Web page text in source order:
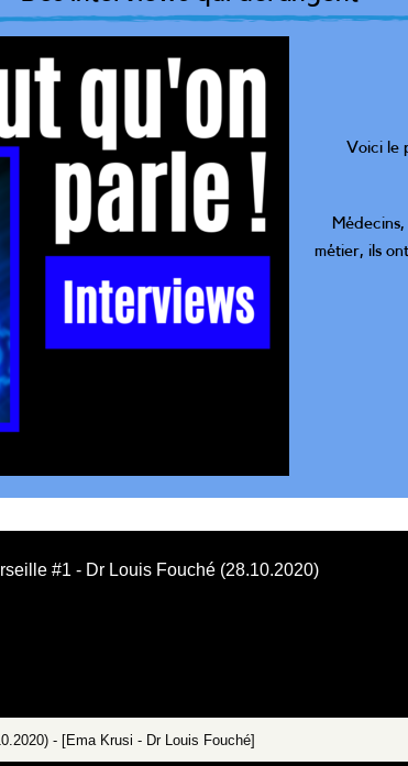
Voici le
métier, ils
#1 - Dr Louis Fouché (28.10.2020)
- [Ema Krusi - Dr Louis Fouché]